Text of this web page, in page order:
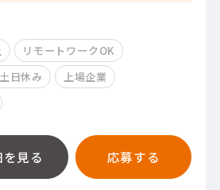
リモートワークOK
土日休み
上場企業
見る 応募する